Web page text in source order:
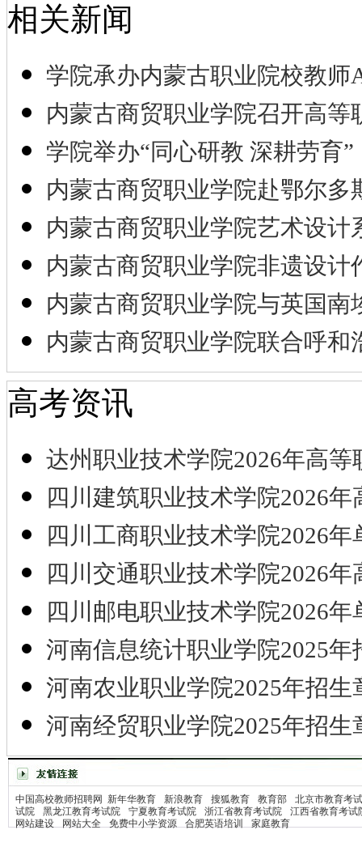
相关新闻
学院承办内蒙古职业院校教师
内蒙古商贸职业学院召开高等
学院举办“同心研教 深耕劳育”
内蒙古商贸职业学院赴鄂尔多
内蒙古商贸职业学院艺术设计
内蒙古商贸职业学院非遗设计
内蒙古商贸职业学院与英国南
内蒙古商贸职业学院联合呼和
高考资讯
达州职业技术学院2026年高等
四川建筑职业技术学院2026年
四川工商职业技术学院2026年
四川交通职业技术学院2026年
四川邮电职业技术学院2026年
河南信息统计职业学院2025年
河南农业职业学院2025年招生
河南经贸职业学院2025年招生
中国高校教师招聘网 新年华教育 新浪教育 搜狐教育 教育部
北京市教育考
试院
黑龙江教育考试院 宁夏教育考试院 浙江省教育考试院
江西省教育考试
网站建设
网站大全 免费中小学资源 合肥英语培训 家庭教育